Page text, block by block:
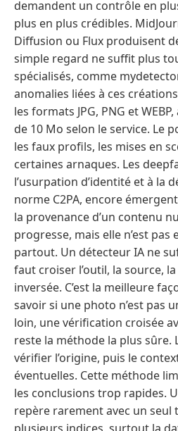
demandent un contrôle en
plus en plus crédibles.
Diffusion ou Flux produisent
simple regard ne suffit plus
spécialisés, comme
anomalies liées à ces
les formats JPG, PNG et
de 10 Mo selon le service. Le
les faux profils, les mises en
certaines arnaques. Les
l’usurpation d’identité et à la
norme C2PA, encore
la provenance d’un contenu
progresse, mais elle n’est pas
partout. Un détecteur IA ne
faut croiser l’outil, la source,
inversée. C’est la meilleure
savoir si une photo n’est pas
loin, une vérification croisée
reste la méthode la plus sûre.
vérifier l’origine, puis le
éventuelles. Cette méthode
les conclusions trop rapides.
repère rarement avec un seul